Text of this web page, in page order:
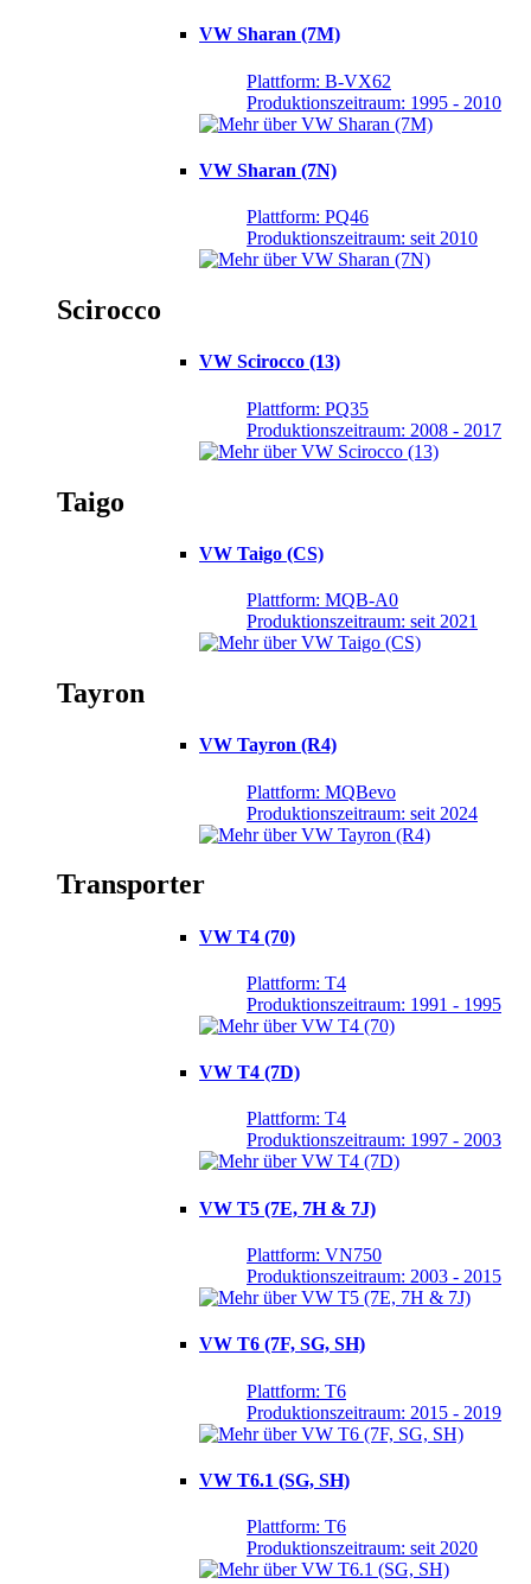
VW Sharan (7M)
Plattform: B-VX62
Produktionszeitraum: 1995 - 2010
VW Sharan (7N)
Plattform: PQ46
Produktionszeitraum: seit 2010
Scirocco
VW Scirocco (13)
Plattform: PQ35
Produktionszeitraum: 2008 - 2017
Taigo
VW Taigo (CS)
Plattform: MQB-A0
Produktionszeitraum: seit 2021
Tayron
VW Tayron (R4)
Plattform: MQBevo
Produktionszeitraum: seit 2024
Transporter
VW T4 (70)
Plattform: T4
Produktionszeitraum: 1991 - 1995
VW T4 (7D)
Plattform: T4
Produktionszeitraum: 1997 - 2003
VW T5 (7E, 7H & 7J)
Plattform: VN750
Produktionszeitraum: 2003 - 2015
VW T6 (7F, SG, SH)
Plattform: T6
Produktionszeitraum: 2015 - 2019
VW T6.1 (SG, SH)
Plattform: T6
Produktionszeitraum: seit 2020